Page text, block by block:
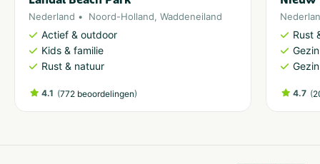
Nederland Noord-Holland, Waddeneiland
Actief & outdoor
Kids & familie
Rust & natuur
4.1 (772 beoordelingen)
Rust
4.7 (